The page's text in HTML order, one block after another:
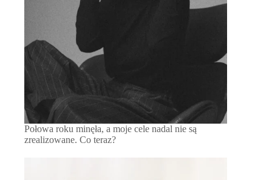
Połowa roku minęła, a moje cele nadal nie są
zrealizowane. Co teraz?